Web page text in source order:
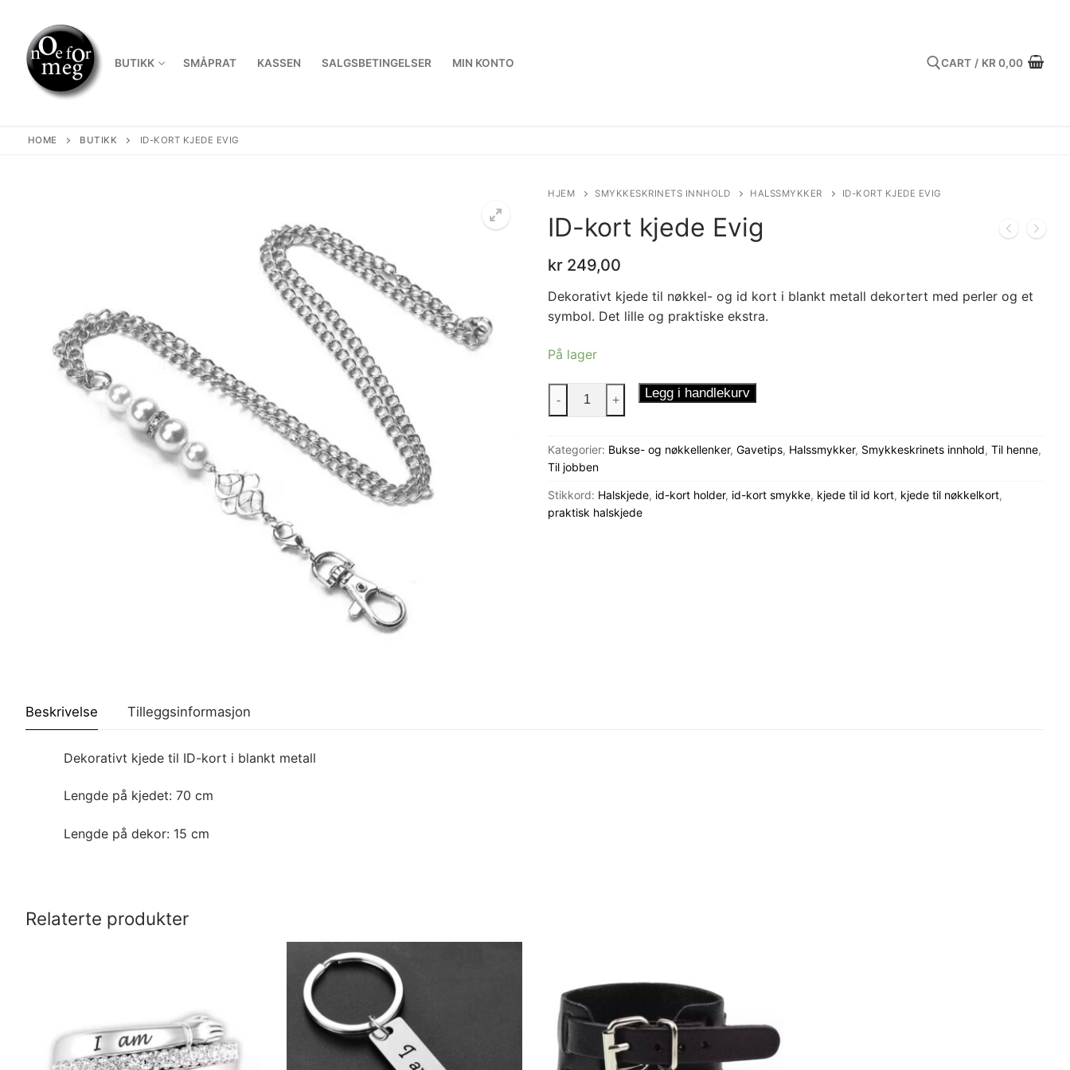
content
BUTIKK SMÅPRAT KASSEN SALGSBETINGELSER MIN KONTO CART / KR 0,00
HOME BUTIKK ID-KORT KJEDE EVIG
HJEM SMYKKESKRINETS INNHOLD HALSSMYKKER ID-KORT KJEDE EVIG
ID-kort kjede Evig
kr 249,00
Dekorativt kjede til nøkkel- og id kort i blankt metall dekortert med perler og et
symbol. Det lille og praktiske ekstra.
På lager
kort
Evig
antall
- + Legg i handlekurv
Kategorier: Bukse- og nøkkellenker, Gavetips, Halssmykker, Smykkeskrinets innhold, Til henne,
Til jobben
Stikkord: Halskjede, id-kort holder, id-kort smykke, kjede til id kort, kjede til nøkkelkort,
praktisk halskjede
Beskrivelse Tilleggsinformasjon
Dekorativt kjede til ID-kort i blankt metall
Lengde på kjedet: 70 cm
Lengde på dekor: 15 cm
Relaterte produkter